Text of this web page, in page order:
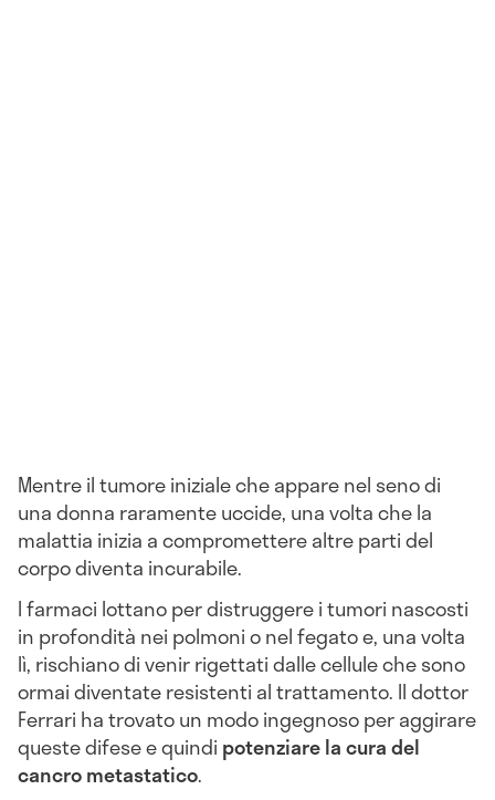
Mentre il tumore iniziale che appare nel seno di
una donna raramente uccide, una volta che la
malattia inizia a compromettere altre parti del
corpo diventa incurabile.
I farmaci lottano per distruggere i tumori nascosti
in profondità nei polmoni o nel fegato e, una volta
lì, rischiano di venir rigettati dalle cellule che sono
ormai diventate resistenti al trattamento. Il dottor
Ferrari ha trovato un modo ingegnoso per aggirare
queste difese e quindi potenziare la cura del
cancro metastatico.